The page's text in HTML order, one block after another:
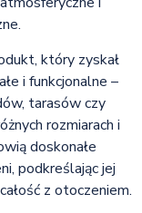
który zyskał
i funkcjonalne –
tarasów czy
rozmiarach i
doskonałe
podkreślając jej
z otoczeniem.